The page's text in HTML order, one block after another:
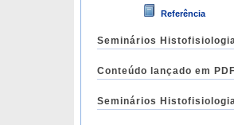
Referência
Seminários
Conteúdo lançado em
Seminários